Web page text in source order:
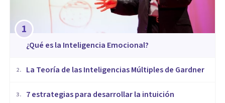
1
¿Qué es la Inteligencia Emocional?
2. La Teoría de las Inteligencias Múltiples de Gardner
3. 7 estrategias para desarrollar la intuición